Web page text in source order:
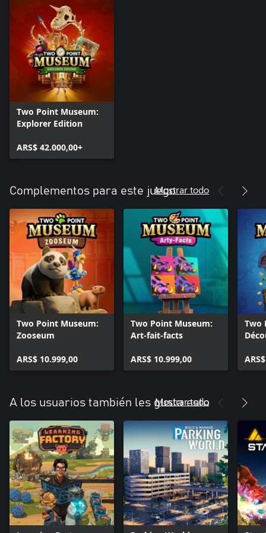
museo, y todos esperan descubrir su nueva pieza favorita: desde
los fanáticos de los dinosaurios y los aficionados a la botánica
hasta los buscadores de terrores embrujados. Tendrás que
atender sus preferencias personales para satisfacer sus
necesidades. Si superas sus expectativas, mantendrás su interés,
lo que se traducirá en visitas más prolongadas, un aumento en
Two Point Museum:
Explorer Edition
ARS$ 42.000,00+
Complementos para este juegoMostrar todo
Two Point Museum:
Zooseum
ARS$ 10.999,00
Two Point Museum:
Art-fait-facts
ARS$ 10.999,00
Two
A los usuarios también les gusta esto
Mostrar todo